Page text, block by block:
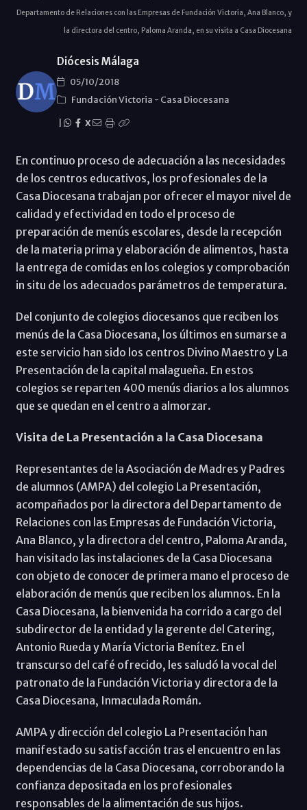
Departamento de Relaciones con las Empresas de Fundación Victoria, Ana Blanco, y
la directora del centro, Paloma Aranda, en su visita a Casa Diocesana
Diócesis Málaga
05/10/2018
Fundación Victoria - Casa Diocesana
X
En continuo proceso de adecuación a las necesidades
de los centros educativos, los profesionales de la
Casa Diocesana trabajan por ofrecer el mayor nivel de
calidad y efectividad en todo el proceso de
preparación de menús escolares, desde la recepción
de la materia prima y elaboración de alimentos, hasta
la entrega de comidas en los colegios y comprobación
in situ de los adecuados parámetros de temperatura.
Del conjunto de colegios diocesanos que reciben los
menús de la Casa Diocesana, los últimos en sumarse a
este servicio han sido los centros Divino Maestro y La
Presentación de la capital malagueña. En estos
colegios se reparten 400 menús diarios a los alumnos
que se quedan en el centro a almorzar.
Visita de La Presentación a la Casa Diocesana
Representantes de la Asociación de Madres y Padres
de alumnos (AMPA) del colegio La Presentación,
acompañados por la directora del Departamento de
Relaciones con las Empresas de Fundación Victoria,
Ana Blanco, y la directora del centro, Paloma Aranda,
han visitado las instalaciones de la Casa Diocesana
con objeto de conocer de primera mano el proceso de
elaboración de menús que reciben los alumnos. En la
Casa Diocesana, la bienvenida ha corrido a cargo del
subdirector de la entidad y la gerente del Catering,
Antonio Rueda y María Victoria Benítez. En el
transcurso del café ofrecido, les saludó la vocal del
patronato de la Fundación Victoria y directora de la
Casa Diocesana, Inmaculada Román.
AMPA y dirección del colegio La Presentación han
manifestado su satisfacción tras el encuentro en las
dependencias de la Casa Diocesana, corroborando la
confianza depositada en los profesionales
responsables de la alimentación de sus hijos.